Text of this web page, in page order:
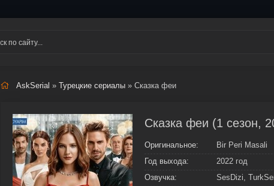
AskSerial » Турецкие сериалы » Сказка феи
Сказка феи (1 сезон,
Оригинальное:
Bir Peri Masali
Год выхода:
2022 год
Озвучка:
SesDizi,